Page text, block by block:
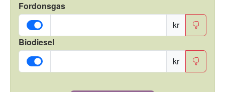
Fordonsgas
kr
Biodiesel
kr